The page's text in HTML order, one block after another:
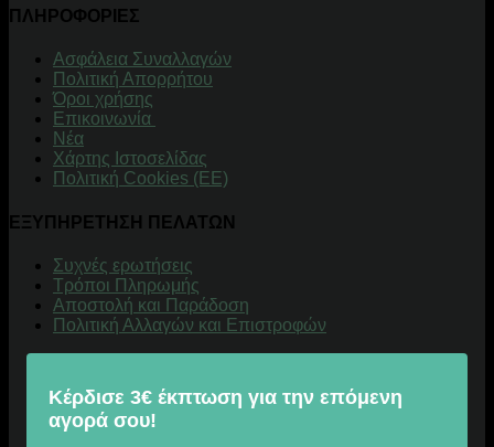
ΠΛΗΡΟΦΟΡΙΕΣ
Aσφάλεια Συναλλαγών
Πολιτική Απορρήτου
Όροι χρήσης
Επικοινωνία
Νέα
Χάρτης Ιστοσελίδας
Πολιτική Cookies (ΕΕ)
ΕΞΥΠΗΡΕΤΗΣΗ ΠΕΛΑΤΩΝ
Συχνές ερωτήσεις
Τρόποι Πληρωμής
Αποστολή και Παράδοση
Πολιτική Αλλαγών και Επιστροφών
Κέρδισε 3€ έκπτωση για την επόμενη
αγορά σου!